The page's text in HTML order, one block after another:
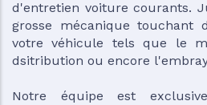
d'entretien voiture courants.
grosse mécanique touchant
votre véhicule tels que le
dsitribution ou encore
Notre équipe est